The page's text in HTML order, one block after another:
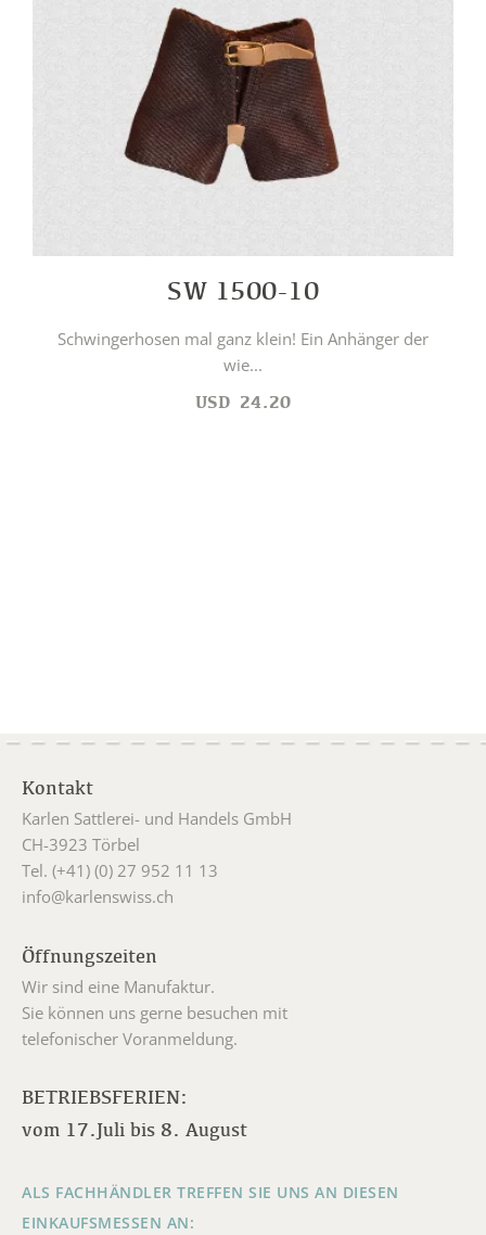
SW 1500-10
Schwingerhosen mal ganz klein! Ein Anhänger der
wie...
USD 24.20
Kontakt
Karlen Sattlerei- und Handels GmbH
CH-3923 Törbel
Tel. (+41) (0) 27 952 11 13
info@karlenswiss.ch
Öffnungszeiten
Wir sind eine Manufaktur.
Sie können uns gerne besuchen mit
telefonischer Voranmeldung.
BETRIEBSFERIEN:
vom 17.Juli bis 8. August
ALS FACHHÄNDLER TREFFEN SIE UNS AN DIESEN
EINKAUFSMESSEN AN: